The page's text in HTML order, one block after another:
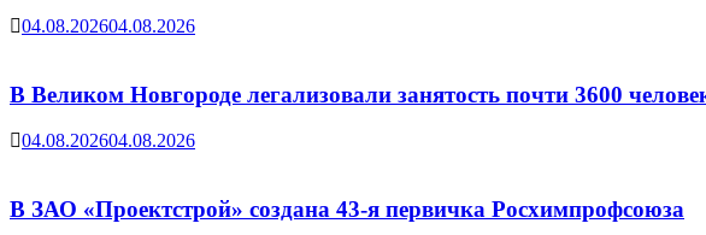
04.08.202604.08.2026
В Великом Новгороде легализовали занятость почти 3600
04.08.202604.08.2026
В ЗАО «Проектстрой» создана 43-я первичка Росхимпрофсоюза